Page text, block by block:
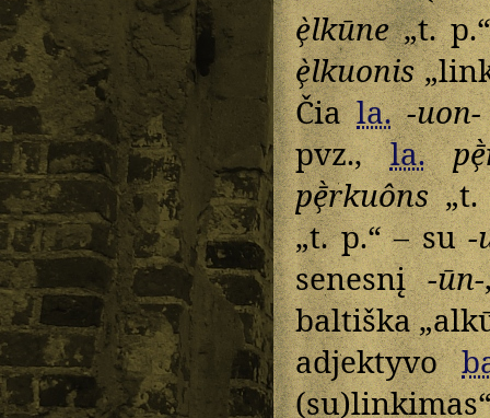
è̹lkūne„t.
è̹lkuonis
Čiala. -uon-
pvz.,la.
pḕ̹rkuôns„t.
„t. p.“ – su-
senesnį-ūn-
baltiška
adjektyvo